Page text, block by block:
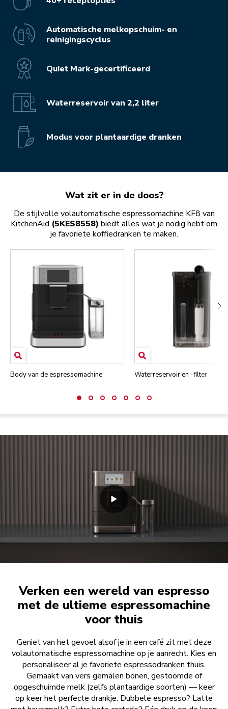
Automatische melkopschuim- en
reinigingscyclus
Quiet Mark-gecertificeerd
Waterreservoir van 2,2 liter
Modus voor plantaardige dranken
Wat zit er in de doos?
De stijlvolle volautomatische espressomachine KF8 van
KitchenAid (5KES8558) biedt alles wat je nodig hebt om
je favoriete koffiedranken te maken.
Body van de espressomachine Waterreservoir en -filter
Verken een wereld van espresso
met de ultieme espressomachine
voor thuis
Geniet van het gevoel alsof je in een café zit met deze
volautomatische espressomachine op je aanrecht. Kies en
personaliseer al je favoriete espressodranken thuis.
Gemaakt van vers gemalen bonen, gestoomde of
opgeschuimde melk (zelfs plantaardige soorten) — keer
op keer het perfecte drankje. Dubbele espresso? Latte